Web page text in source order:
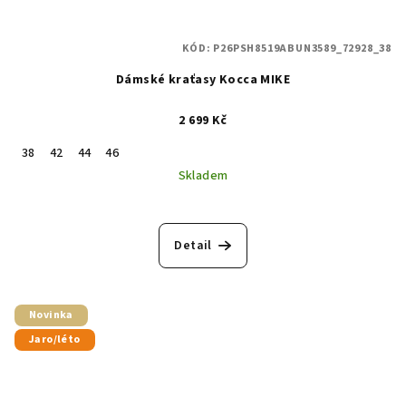
Dámské kraťasy Kocca MIKE
2 699 Kč
38
42 44
46
Skladem
Detail
KÓD: P26PSH8519ABUN3589_72928_38
Novinka
Jaro/léto